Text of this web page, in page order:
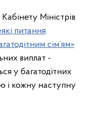
Міністрів
питання
сім’ям»
виплат -
у багатодітних
і кожну наступну